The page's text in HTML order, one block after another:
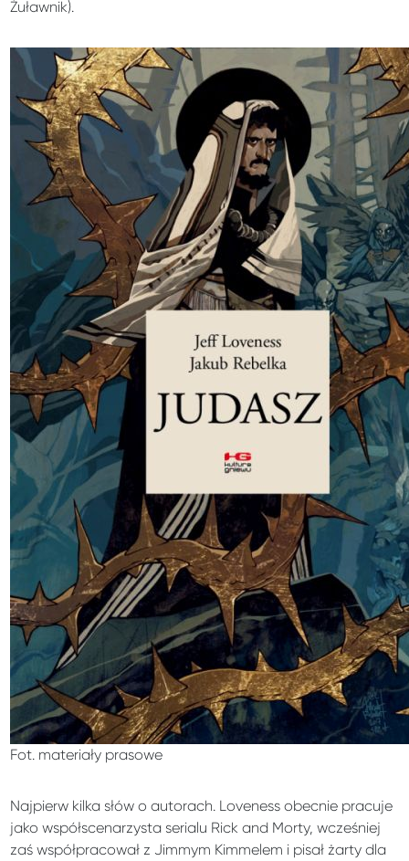
Żuławnik).
Fot. materiały prasowe
Najpierw kilka słów o autorach. Loveness obecnie pracuje
jako współscenarzysta serialu Rick and Morty, wcześniej
zaś współpracował z Jimmym Kimmelem i pisał żarty dla